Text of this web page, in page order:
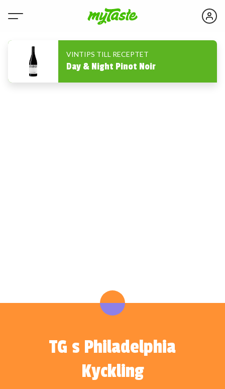
VINTIPS TILL RECEPTET
Day & Night Pinot Noir
TG s Philadelphia
Kyckling